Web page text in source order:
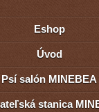
Eshop
Úvod
Psí salón MINEBEA
stanica